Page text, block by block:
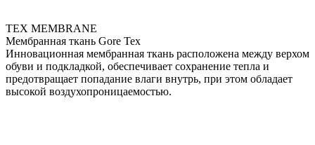
TEX MEMBRANE
Мембранная ткань Gore Tex
Инновационная мембранная ткань расположена между верхом
обуви и подкладкой, обеспечивает сохранение тепла и
предотвращает попадание влаги внутрь, при этом обладает
высокой воздухопроницаемостью.